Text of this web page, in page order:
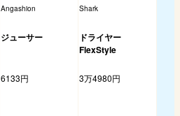
Angashion Shark
ジューサー
ドライヤー
FlexStyle
6133円 3万4980円